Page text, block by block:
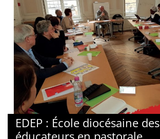
EDEP : École diocésaine des